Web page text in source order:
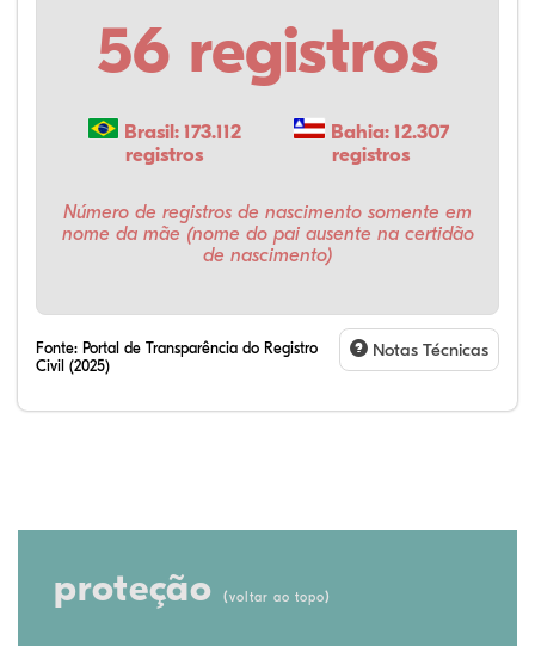
56 registros
Brasil: 173.112
registros
Bahia: 12.307
registros
Número de registros de nascimento somente em
nome da mãe (nome do pai ausente na certidão
de nascimento)
Fonte: Portal de Transparência do Registro
Civil (2025)
Notas Técnicas
proteção (voltar ao topo)